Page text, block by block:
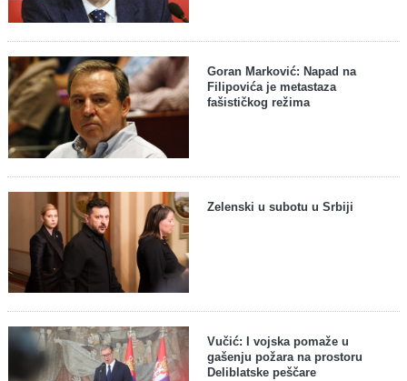
Goran Marković: Napad na
Filipovića je metastaza
fašističkog režima
Zelenski u subotu u Srbiji
Vučić: I vojska pomaže u
gašenju požara na prostoru
Deliblatske peščare